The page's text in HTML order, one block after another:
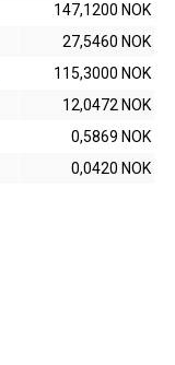
147,1200 NOK
27,5460 NOK
115,3000 NOK
12,0472 NOK
0,5869 NOK
0,0420 NOK